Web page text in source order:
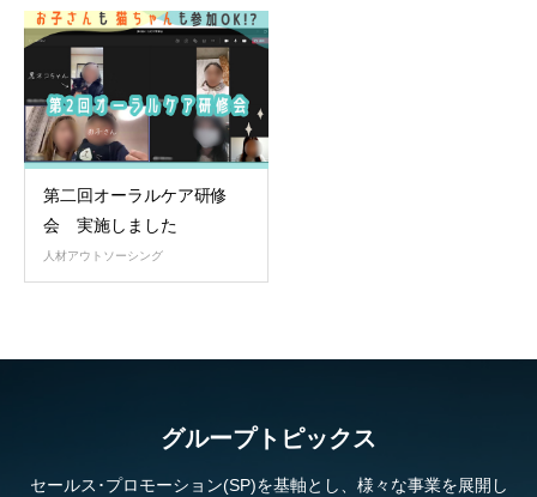
第二回オーラルケア研修
会 実施しました
人材アウトソーシング
グループトピックス
セールス･プロモーション(SP)を基軸とし、様々な事業を展開し